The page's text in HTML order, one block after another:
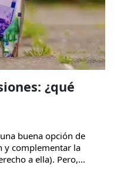
¿qué
buena opción de
y complementar la
a ella). Pero,...